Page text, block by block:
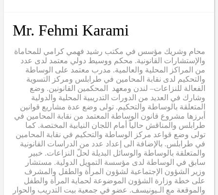
Mr. Fehmi Karami
محام وشريك مؤسس في مكتب رشيد فهمي كرامي للمحاماة
والإستشارات القانونية. محكم ووسيط دولي معتمد لدى عدد
من المراكز المحلية والعالمية. مدرب معتمد على الوساطة
والتحكيم لدى نقابة المحامين في طرابلس ومركز التسوية
الفعالة للنزاعات– لندن ومعهد المحكمين القانونين. وضع
وشارك في العديد من الدورات التدريبية المحلية والدولية
المتعلقة بالوساطة والتحكيم. تولى وضع عدة مشاريع قوانين
أبرزها مشروع قانون الوساطة المعتمد من نقابة المحامين في
طرابلس والمناقش حالياً أمام اللجان النيابية المختصة. كما
تولى وضع قواعد مركز الوساطة والتحكيم في نقابة المحامين
في طرابلس. بالإضافة الى إعداد عدد من الدراسات القانونية
والمتعلقة بالوساطة والوسائل البديلة لحلّ النزاعات. خبير
سابق في الوساطة لدى مؤسسة التمويل الدولية. مستشار
وزير الشؤون الإجتماعية لشؤون المرأة والطفل والمشرف
على خطة وزارة الشؤون الموضوعة لحماية المرأة والطفل
والموقعة مع الـيونيسف. عضو في جمعية بيت التدريب والحوار